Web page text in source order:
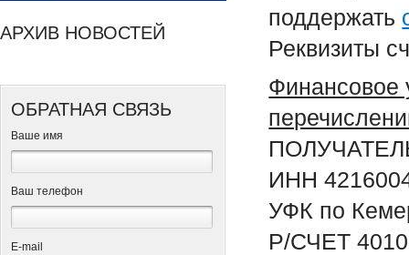
АРХИВ НОВОСТЕЙ
ОБРАТНАЯ СВЯЗЬ
Ваше имя
Ваш телефон
Е-mail
поддержать
Реквизиты
Финансовое
ИНН
УФК по
Р/СЧЕТ